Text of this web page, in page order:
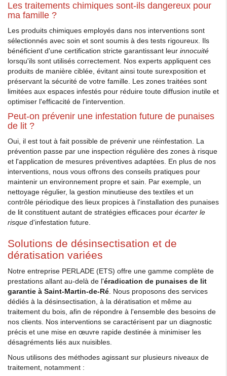
Les traitements chimiques sont-ils dangereux pour
ma famille ?
Les produits chimiques employés dans nos interventions sont
sélectionnés avec soin et sont soumis à des tests rigoureux. Ils
bénéficient d'une certification stricte garantissant leur innocuité
lorsqu'ils sont utilisés correctement. Nos experts appliquent ces
produits de manière ciblée, évitant ainsi toute surexposition et
préservant la sécurité de votre famille. Les zones traitées sont
limitées aux espaces infestés pour réduire toute diffusion inutile et
optimiser l'efficacité de l'intervention.
Peut-on prévenir une infestation future de punaises
de lit ?
Oui, il est tout à fait possible de prévenir une réinfestation. La
prévention passe par une inspection régulière des zones à risque
et l'application de mesures préventives adaptées. En plus de nos
interventions, nous vous offrons des conseils pratiques pour
maintenir un environnement propre et sain. Par exemple, un
nettoyage régulier, la gestion minutieuse des textiles et un
contrôle périodique des lieux propices à l'installation des punaises
de lit constituent autant de stratégies efficaces pour écarter le
risque d'infestation future.
Solutions de désinsectisation et de
dératisation variées
Notre entreprise PERLADE (ETS) offre une gamme complète de
prestations allant au-delà de l'éradication de punaises de lit
garantie à Saint-Martin-de-Ré. Nous proposons des services
dédiés à la désinsectisation, à la dératisation et même au
traitement du bois, afin de répondre à l'ensemble des besoins de
nos clients. Nos interventions se caractérisent par un diagnostic
précis et une mise en œuvre rapide destinée à minimiser les
désagréments liés aux nuisibles.
Nous utilisons des méthodes agissant sur plusieurs niveaux de
traitement, notamment :